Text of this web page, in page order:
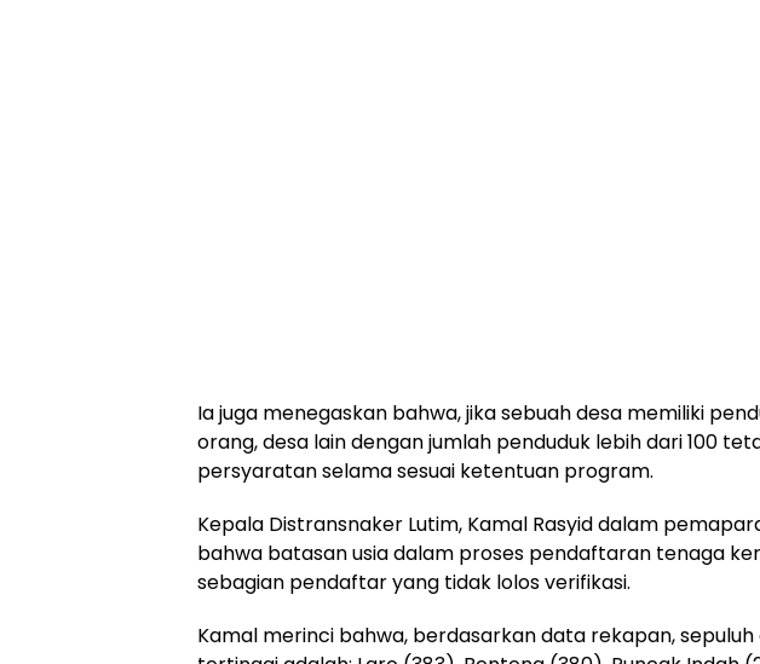
‎Ia juga menegaskan bahwa, jika sebuah desa memiliki
orang, desa lain dengan jumlah penduduk lebih dari 100
persyaratan selama sesuai ketentuan program.
‎Kepala Distransnaker Lutim, Kamal Rasyid dalam
bahwa batasan usia dalam proses pendaftaran tenaga
sebagian pendaftar yang tidak lolos verifikasi.
‎Kamal merinci bahwa, berdasarkan data rekapan,